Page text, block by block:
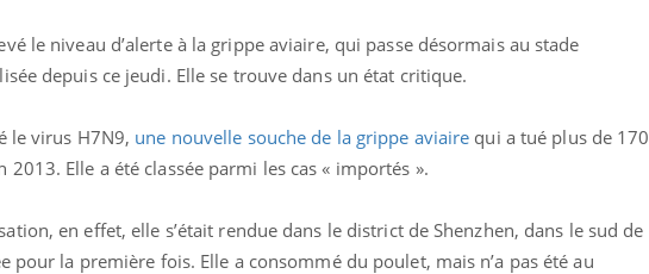
le niveau d’alerte à la grippe aviaire, qui passe désormais au stade
depuis ce jeudi. Elle se trouve dans un état critique.
le virus H7N9, une nouvelle souche de la grippe aviaire qui a tué plus de 170
Elle a été classée parmi les cas « importés ».
en effet, elle s’était rendue dans le district de Shenzhen, dans le sud de
pour la première fois. Elle a consommé du poulet, mais n’a pas été au